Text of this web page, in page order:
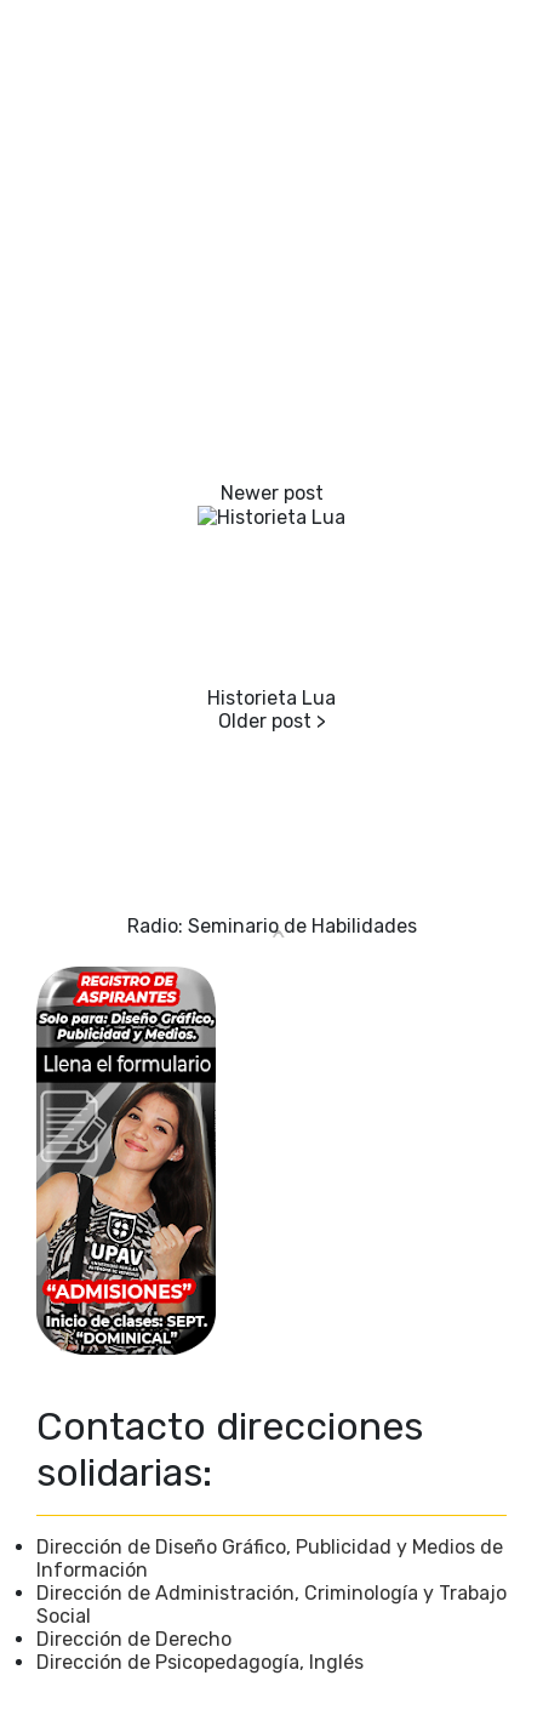
Historieta Lua
Radio: Seminario de Habilidades
Contacto direcciones
solidarias:
Dirección de Diseño Gráfico, Publicidad y Medios de
Información
Dirección de Administración, Criminología y Trabajo
Social
Dirección de Derecho
Dirección de Psicopedagogía, Inglés